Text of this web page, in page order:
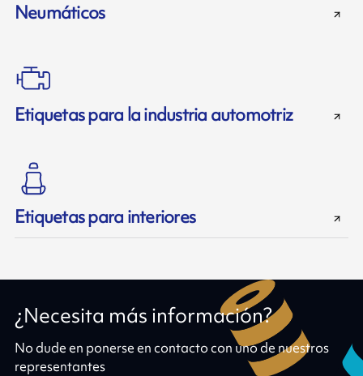
Neumáticos
Etiquetas para la industria automotriz
Etiquetas para interiores
¿Necesita más información?
No dude en ponerse en contacto con uno de nuestros
representantes